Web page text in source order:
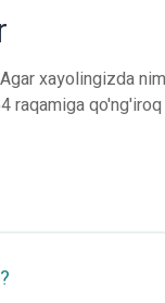
xayolingizda
raqamiga